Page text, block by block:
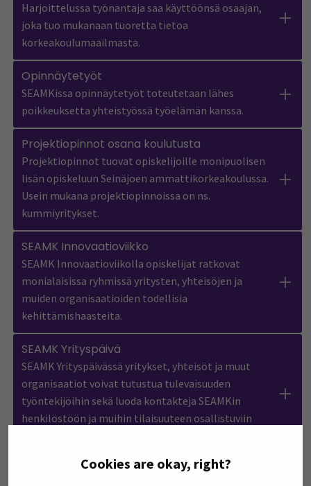
Cookies are okay, right?
Harjoittelussa työnantaja saa käyttöönsä osaajan,
joka tuo mukanaan tuoretta tietoa
korkeakoulumaailmasta.
Opinnäytetyöt
SEAMKissa opinnäytetyöt toteutetaan lähes
poikkeuksetta yhteistyössä työelämän kanssa.
Projektiopinnot osana koulutusta
Projektiopinnot tuovat opiskelijoille monipuolisen
lisän opiskeluun Seinäjoen ammattikorkeakoulussa.
Usein mukana projektiopinnoissa on ns.
kummiyritykset.
SEAMK Innovaatioviikko
SEAMK Innovaatioviikolla opiskelijat ratkovat
monialaisissa ryhmissä yritysten, yhteisöjen ja
muiden organisaatioiden todellisia
kehittämishaasteita.
SEAMK Yrityspäivä
SEAMK Yrityspäivässä yritykset, yhteisöt ja muut
organisaatiot voivat tutustua tulevaisuuden
työntekijöihin sekä luoda kontakteja SEAMKin
henkilöstöön ja muihin tilaisuuteen osallistuviin
Kansainvälisyyspalvelut